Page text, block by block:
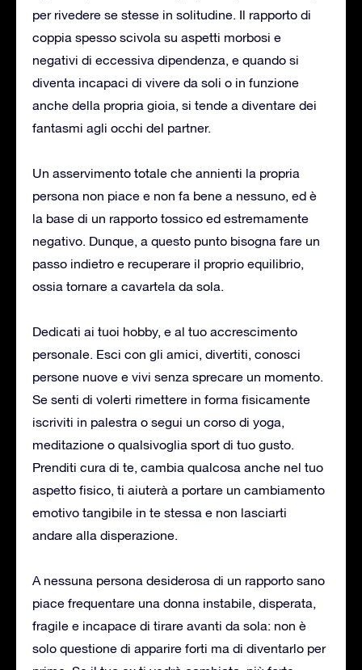
per rivedere se stesse in solitudine. Il rapporto di
coppia spesso scivola su aspetti morbosi e
negativi di eccessiva dipendenza, e quando si
diventa incapaci di vivere da soli o in funzione
anche della propria gioia, si tende a diventare dei
fantasmi agli occhi del partner.
Un asservimento totale che annienti la propria
persona non piace e non fa bene a nessuno, ed è
la base di un rapporto tossico ed estremamente
negativo. Dunque, a questo punto bisogna fare un
passo indietro e recuperare il proprio equilibrio,
ossia tornare a cavartela da sola.
Dedicati ai tuoi hobby, e al tuo accrescimento
personale. Esci con gli amici, divertiti, conosci
persone nuove e vivi senza sprecare un momento.
Se senti di volerti rimettere in forma fisicamente
iscriviti in palestra o segui un corso di yoga,
meditazione o qualsivoglia sport di tuo gusto.
Prenditi cura di te, cambia qualcosa anche nel tuo
aspetto fisico, ti aiuterà a portare un cambiamento
emotivo tangibile in te stessa e non lasciarti
andare alla disperazione.
A nessuna persona desiderosa di un rapporto sano
piace frequentare una donna instabile, disperata,
fragile e incapace di tirare avanti da sola: non è
solo questione di apparire forti ma di diventarlo per